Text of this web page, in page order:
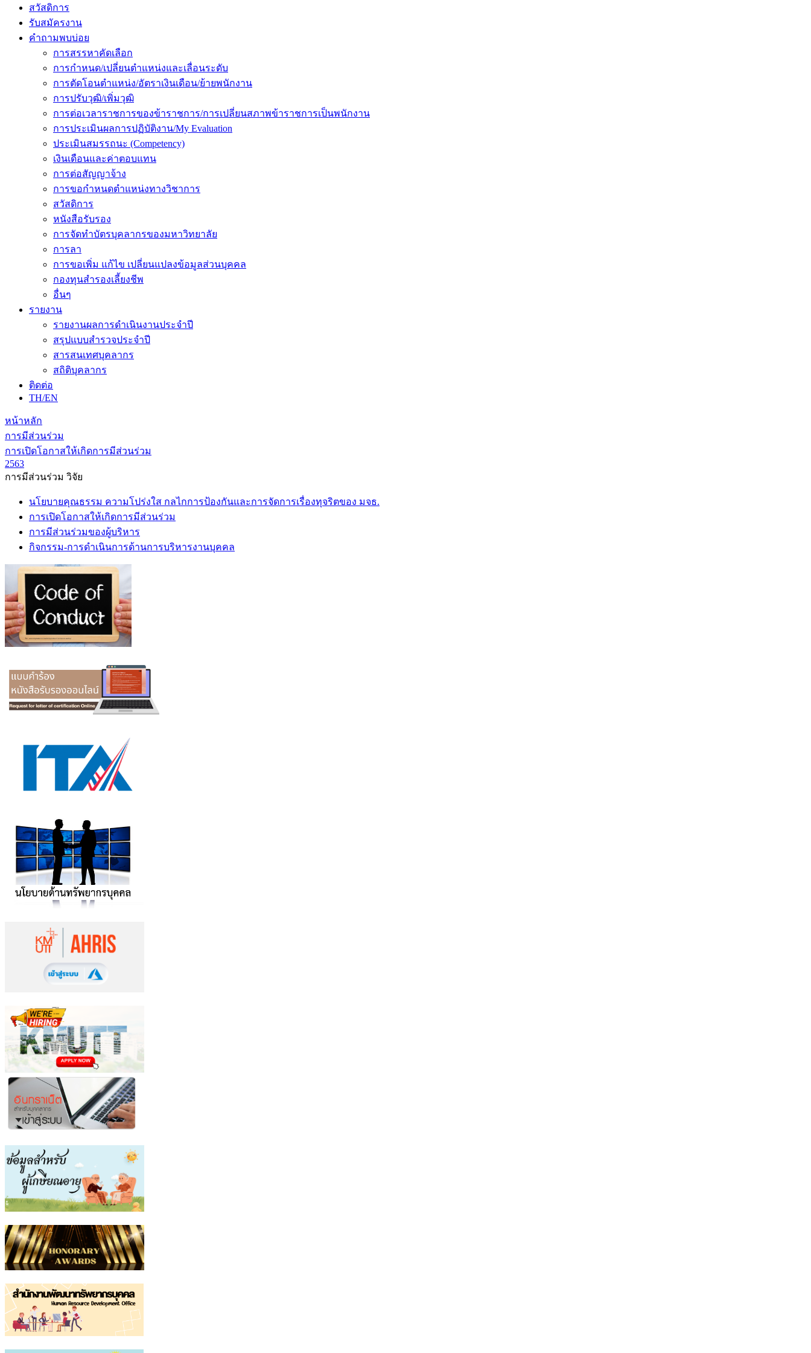
สวัสดิการ
รับสมัครงาน
คำถามพบบ่อย
การสรรหาคัดเลือก
การกำหนด/เปลี่ยนตำแหน่งและเลื่อนระดับ
การตัดโอนตำแหน่ง/อัตราเงินเดือน/ย้ายพนักงาน
การปรับวุฒิ/เพิ่มวุฒิ
การต่อเวลาราชการของข้าราชการ/การเปลี่ยนสภาพข้าราชการเป็นพนักงาน
การประเมินผลการปฏิบัติงาน/My Evaluation
ประเมินสมรรถนะ (Competency)
เงินเดือนและค่าตอบแทน
การต่อสัญญาจ้าง
การขอกำหนดตำแหน่งทางวิชาการ
สวัสดิการ
หนังสือรับรอง
การจัดทำบัตรบุคลากรของมหาวิทยาลัย
การลา
การขอเพิ่ม แก้ไข เปลี่ยนแปลงข้อมูลส่วนบุคคล
กองทุนสำรองเลี้ยงชีพ
อื่นๆ
รายงาน
รายงานผลการดำเนินงานประจำปี
สรุปแบบสำรวจประจำปี
สารสนเทศบุคลากร
สถิติบุคลากร
ติดต่อ
TH/EN
หน้าหลัก
การมีส่วนร่วม
การเปิดโอกาสให้เกิดการมีส่วนร่วม
2563
การมีส่วนร่วม วิจัย
นโยบายคุณธรรม ความโปร่งใส กลไกการป้องกันและการจัดการเรื่องทุจริตของ มจธ.
การเปิดโอกาสให้เกิดการมีส่วนร่วม
การมีส่วนร่วมของผู้บริหาร
กิจกรรม-การดำเนินการด้านการบริหารงานบุคคล